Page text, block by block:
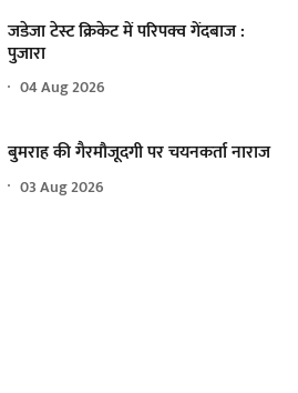
जडेजा टेस्ट क्रिकेट में परिपक्व गेंदबाज :
पुजारा
04 Aug 2026
बुमराह की गैरमौजूदगी पर चयनकर्ता नाराज
03 Aug 2026